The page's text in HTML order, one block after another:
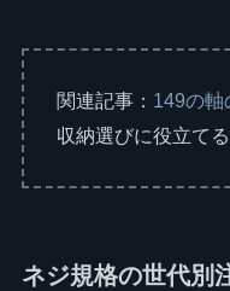
関連記事： 149の軸
収納選びに役立て
ネジ規格の世代別